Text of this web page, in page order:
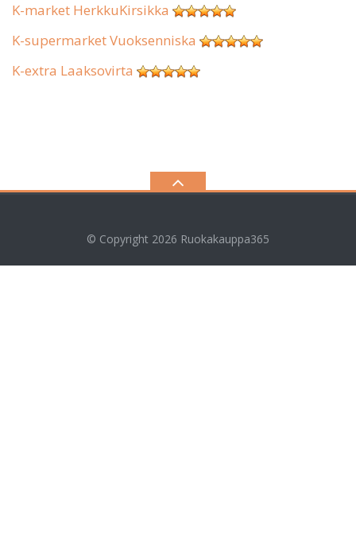
K-market HerkkuKirsikka
K-supermarket Vuoksenniska
K-extra Laaksovirta
© Copyright 2026 Ruokakauppa365